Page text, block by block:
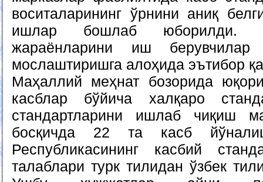
воситаларининг ўрнини аниқ
ишлар бошлаб юборилди.
жараёнларини иш берувчилар
мослаштиришга алоҳида эътибор
Маҳаллий меҳнат бозорида
касблар бўйича халқаро
стандартларини ишлаб чиқиш
босқичда 22 та касб
Республикасининг касбий
талаблари турк тилидан ўзбек